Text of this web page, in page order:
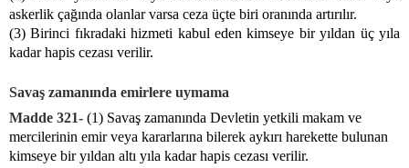
askerlik çağında olanlar varsa ceza üçte biri oranında artırılır.
(3) Birinci fıkradaki hizmeti kabul eden kimseye bir yıldan üç yıla
kadar hapis cezası verilir.
Savaş zamanında emirlere uymama
Madde 321- (1) Savaş zamanında Devletin yetkili makam ve
mercilerinin emir veya kararlarına bilerek aykırı harekette bulunan
kimseye bir yıldan altı yıla kadar hapis cezası verilir.